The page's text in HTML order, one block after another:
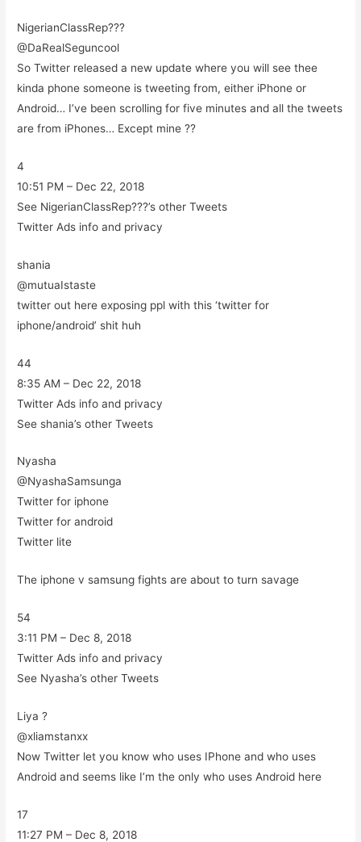
NigerianClassRep???
@DaRealSeguncool
So Twitter released a new update where you will see thee
kinda phone someone is tweeting from, either iPhone or
Android… I’ve been scrolling for five minutes and all the tweets
are from iPhones… Except mine ??
4
10:51 PM – Dec 22, 2018
See NigerianClassRep???’s other Tweets
Twitter Ads info and privacy
shania
@mutuaIstaste
twitter out here exposing ppl with this ‘twitter for
iphone/android’ shit huh
44
8:35 AM – Dec 22, 2018
Twitter Ads info and privacy
See shania’s other Tweets
Nyasha
@NyashaSamsunga
Twitter for iphone
Twitter for android
Twitter lite
The iphone v samsung fights are about to turn savage
54
3:11 PM – Dec 8, 2018
Twitter Ads info and privacy
See Nyasha’s other Tweets
Liya ?
@xliamstanxx
Now Twitter let you know who uses IPhone and who uses
Android and seems like I’m the only who uses Android here
17
11:27 PM – Dec 8, 2018